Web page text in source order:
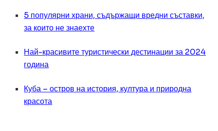
5 популярни храни, съдържащи вредни съставки,
за които не знаехте
Най-красивите туристически дестинации за 2024
година
Куба – остров на история, култура и природна
красота
ОБЩИ